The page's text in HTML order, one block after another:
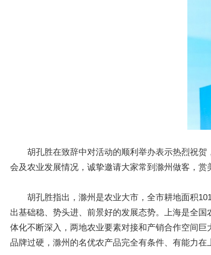
胡孔胜在致辞中对活动的顺利举办表示热烈祝
会及农业发展情况，诚挚邀请大家常到滁州做客，赏
胡孔胜指出，滁州是农业大市，全市耕地面积
出基础稳、势头进、前景好的发展态势。上海是全
体化不断深入，两地农业要素对接和产销合作空间
品牌过硬，滁州的名优农产品完全有条件、有能力在